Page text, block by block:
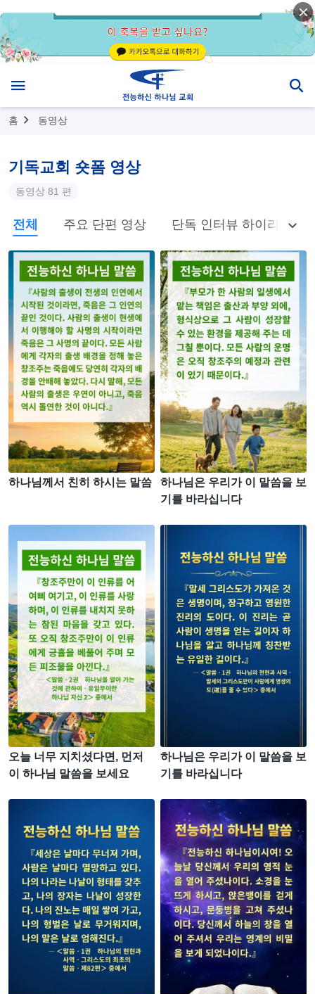
홈 동영상
기독교회 숏폼 영상
동영상 81 편
전체 주요 단편 영상 단독 인터뷰 하이라이트
하나님께서 친히 하시는 말씀
하나님은 우리가 이 말씀을 보
기를 바라십니다
오늘 너무 지치셨다면, 먼저
이 하나님 말씀을 보세요
하나님은 우리가 이 말씀을 보
기를 바라십니다